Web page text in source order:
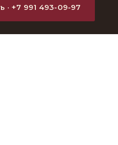
· +7 991 493-09-97